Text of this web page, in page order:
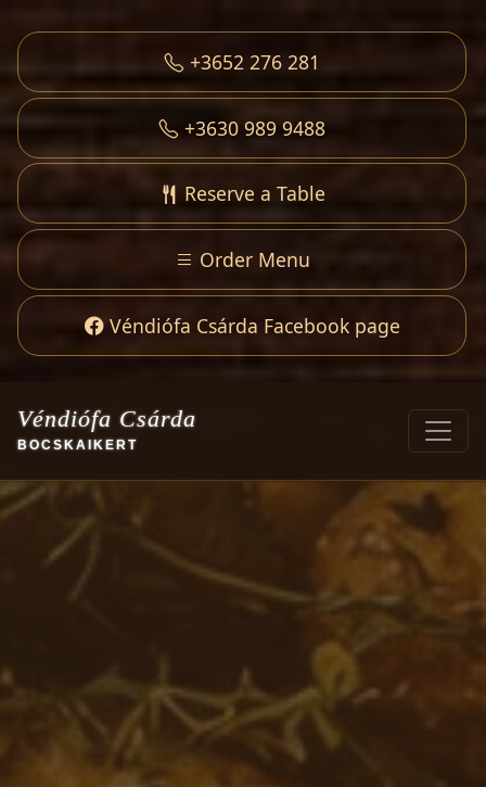
+3652 276 281
+3630 989 9488
Reserve a Table
Order Menu
Véndiófa Csárda Facebook page
Véndiófa Csárda
BOCSKAIKERT